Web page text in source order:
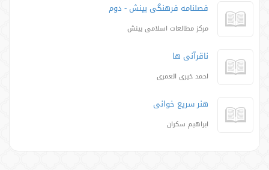
فصلنامه فرهنگی بینش - دوم
مرکز مطالعات اسلامی بینش
ناقرآنی ها
احمد خیری العمری
هنر سریع خوانی
ابراهیم سکران